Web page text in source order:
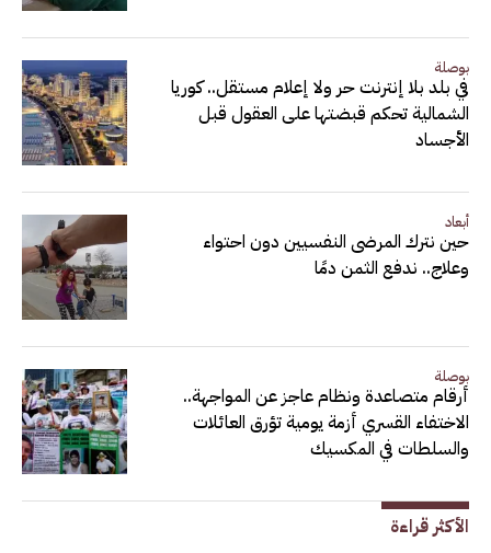
بوصلة
في بلد بلا إنترنت حر ولا إعلام مستقل.. كوريا
الشمالية تحكم قبضتها على العقول قبل
الأجساد
أبعاد
حين نترك المرضى النفسيين دون احتواء
وعلاج.. ندفع الثمن دمًا
بوصلة
أرقام متصاعدة ونظام عاجز عن المواجهة..
الاختفاء القسري أزمة يومية تؤرق العائلات
والسلطات في المكسيك
الأكثر قراءة